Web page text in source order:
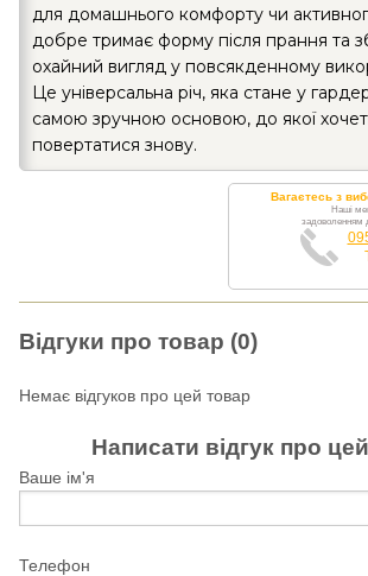
для домашнього комфорту чи
добре тримає форму після прання та
охайний вигляд у повсякденному
Це універсальна річ, яка стане у
самою зручною основою, до якої
повертатися знову.
Вагаєтесь з
Наші
задоволенням
Відгуки про товар (0)
Немає відгуков про цей товар
Написати відгук про
Ваше ім'я
Телефон